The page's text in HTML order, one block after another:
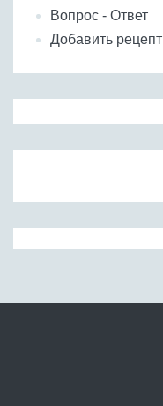
Вопрос - Ответ
Добавить рецепт